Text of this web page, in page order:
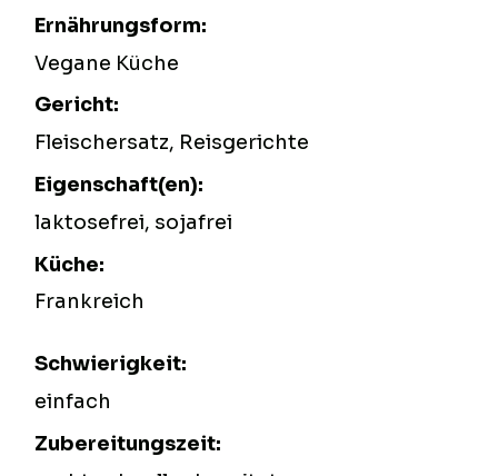
Ernährungsform:
Vegane Küche
Gericht:
Fleischersatz, Reisgerichte
Eigenschaft(en):
laktosefrei, sojafrei
Küche:
Frankreich
Schwierigkeit:
einfach
Zubereitungszeit: